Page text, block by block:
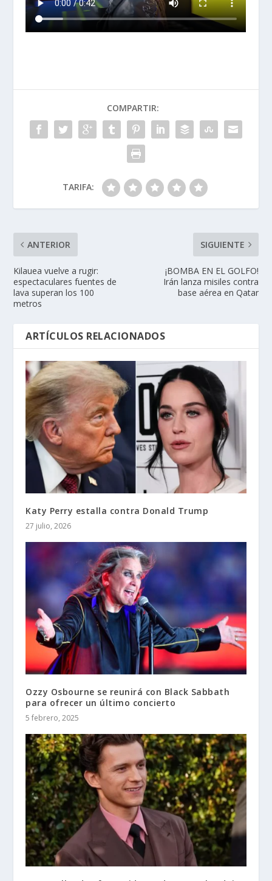
COMPARTIR:
TARIFA:
ANTERIOR
Kilauea vuelve a rugir:
espectaculares fuentes de
lava superan los 100
metros
SIGUIENTE
¡BOMBA EN EL GOLFO!
Irán lanza misiles contra
base aérea en Qatar
ARTÍCULOS RELACIONADOS
Katy Perry estalla contra Donald Trump
27 julio, 2026
Ozzy Osbourne se reunirá con Black Sabbath
para ofrecer un último concierto
5 febrero, 2025